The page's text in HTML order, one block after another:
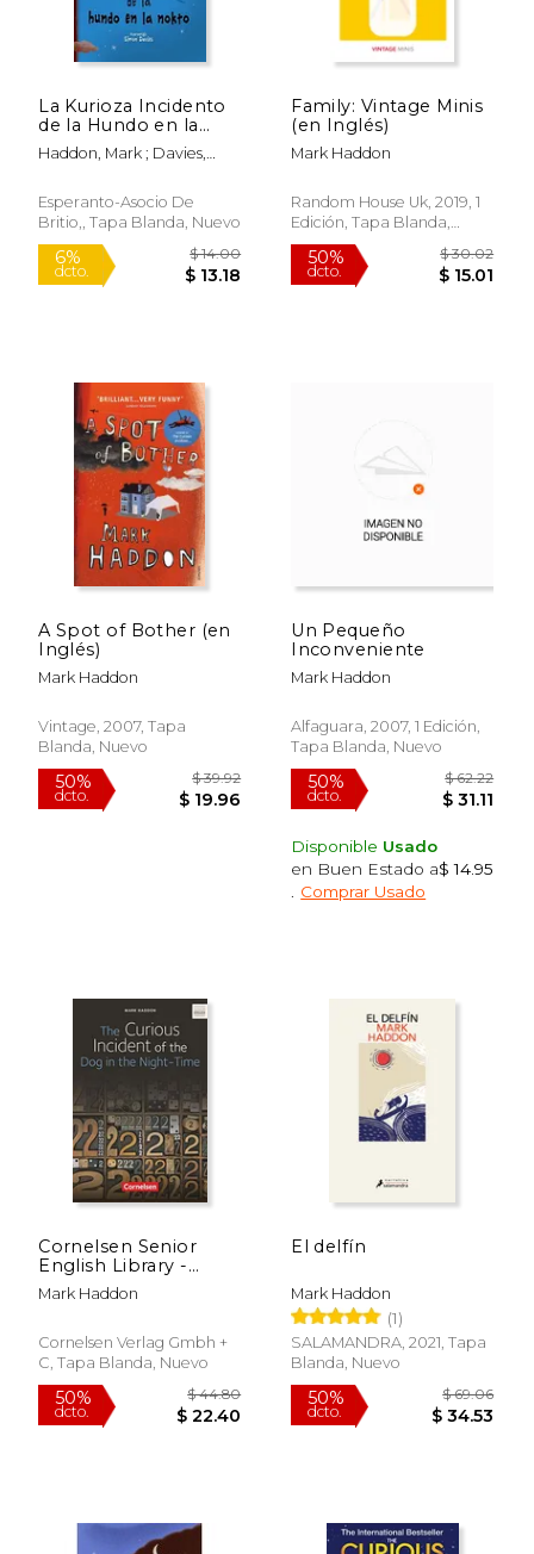
50%
dcto.
$ 37.78
$ 18.89
40%
dcto.
50%
dcto.
$ 39.92 11%
dcto.
La Kurioza Incidento
de la Hundo en la
Nokto (en Esperanto)
Haddon, Mark ; Davies,
Esperanto-Asocio De
Britio,, Tapa Blanda, Nuevo
6%
dcto. $ 13.18
Family: Vintage Minis
(en Inglés)
Mark Haddon
Random House Uk, 2019, 1
Edición, Tapa Blanda,
Nuevo
50%
dcto. $
A Spot of Bother (en
Inglés)
Mark Haddon
Vintage, 2007, Tapa
Blanda, Nuevo
Un Pequeño
Inconveniente
Mark Haddon
Alfaguara, 2007, 1 Edición,
Tapa Blanda, Nuevo
Disponible Usado
en Buen Estado a$ 14.95
Comprar Usado
Cornelsen Senior
English Library -
Fiction: Ab 10.
Schuljahr - the
the dog in the Night-
Time: Textband mit
Schuljahr Textband
(en Inglés)
Mark Haddon
Cornelsen Verlag Gmbh +
C, Tapa Blanda, Nuevo
El delfín
Mark Haddon
(1)
SALAMANDRA, 2021, Tapa
Blanda, Nuevo